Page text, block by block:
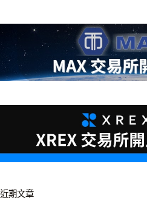
近期文章